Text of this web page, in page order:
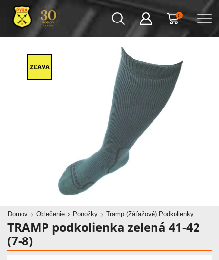
0
ZĽAVA
Domov Oblečenie Ponožky Tramp (Záťažové) Podkolienky
TRAMP podkolienka zelená 41-42
(7-8)